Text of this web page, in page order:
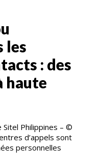
les
: des
haute
Philippines – ©
d’appels sont
personnelles